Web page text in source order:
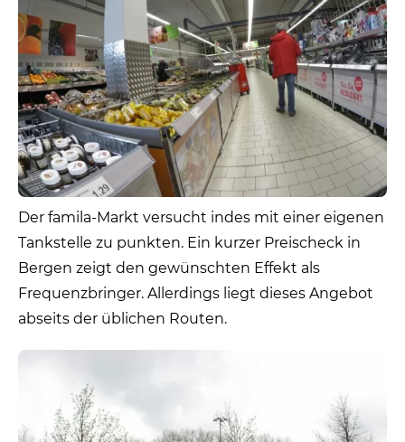
Der famila-Markt versucht indes mit einer eigenen
Tankstelle zu punkten. Ein kurzer Preischeck in
Bergen zeigt den gewünschten Effekt als
Frequenzbringer. Allerdings liegt dieses Angebot
abseits der üblichen Routen.